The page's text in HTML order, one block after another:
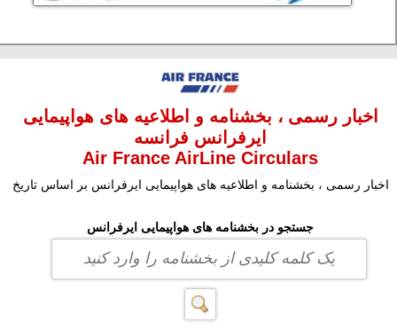
اخبار رسمی ، بخشنامه و اطلاعیه های هواپیمایی
ایرفرانس فرانسه
Air France AirLine Circulars
اخبار رسمی ، بخشنامه و اطلاعیه های هواپیمایی ایرفرانس بر اساس تاریخ
جستجو در بخشنامه های هواپیمایی ایرفرانس